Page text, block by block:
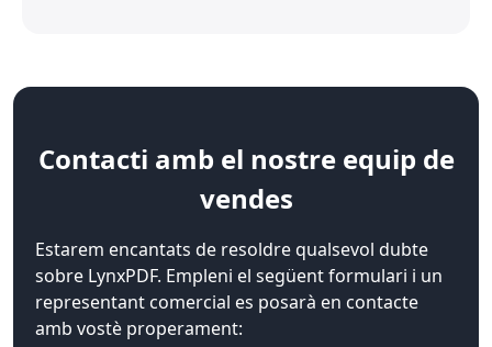
Contacti amb el nostre equip de
vendes
Estarem encantats de resoldre qualsevol dubte
sobre LynxPDF. Empleni el següent formulari i un
representant comercial es posarà en contacte
amb vostè properament: